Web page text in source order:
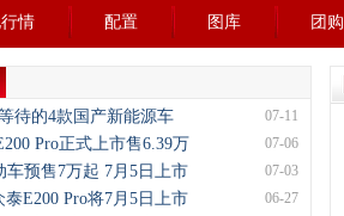
情 配置 图库 团购
待的4款国产新能源车 07-11
Pro正式上市售6.39万 07-06
车预售7万起 7月5日上市 07-03
E200 Pro将7月5日上市 06-27